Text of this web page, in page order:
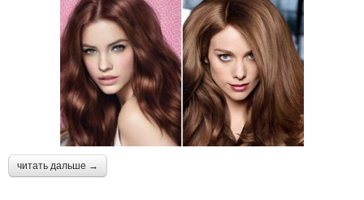
читать дальше →